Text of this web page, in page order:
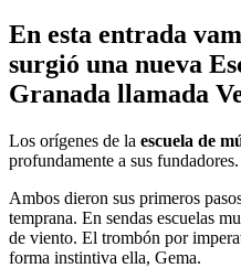
En esta entrada
surgió una nueva
Granada llamada
Los orígenes de la escuela de
profundamente a sus fundadores.
Ambos dieron sus primeros
temprana. En sendas escuelas
de viento. El trombón por
forma instintiva ella, Gema.